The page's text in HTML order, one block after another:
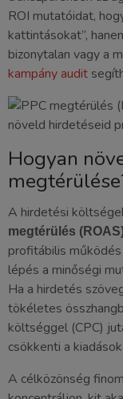
ROI mutatóidat,
kattintásokat”,
bizonytalan vagy a
kampány audit
Hogyan
A hirdetési
megtérülés
profitábilis
lépés a minőségi
Ha a hirdetés
tökéletes
költséggel (CPC)
csökkenti a
A célközönség